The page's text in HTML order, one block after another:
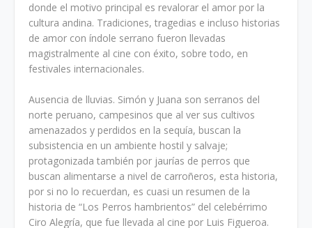
donde el motivo principal es revalorar el amor por la
cultura andina. Tradiciones, tragedias e incluso historias
de amor con índole serrano fueron llevadas
magistralmente al cine con éxito, sobre todo, en
festivales internacionales.
Ausencia de lluvias. Simón y Juana son serranos del
norte peruano, campesinos que al ver sus cultivos
amenazados y perdidos en la sequía, buscan la
subsistencia en un ambiente hostil y salvaje;
protagonizada también por jaurías de perros que
buscan alimentarse a nivel de carroñeros, esta historia,
por si no lo recuerdan, es cuasi un resumen de la
historia de “Los Perros hambrientos” del celebérrimo
Ciro Alegría, que fue llevada al cine por Luis Figueroa.